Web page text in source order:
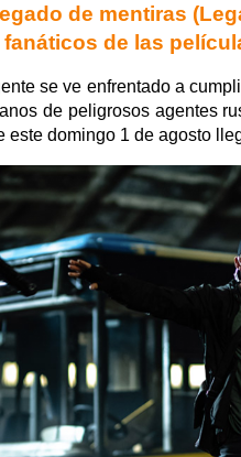
de mentiras
de las
se ve enfrentado a
de peligrosos agentes
este domingo 1 de agosto